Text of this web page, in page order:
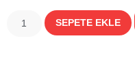
SEPETE EKLE